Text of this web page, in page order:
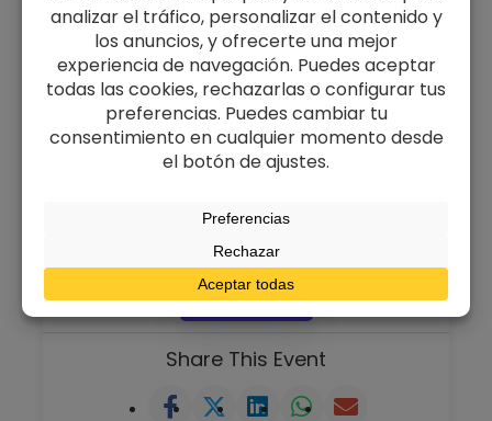
Organizador:
Best Buy Ltd|Cooking Studio
Asientos totales
Available Seats
Metropolitan Pavilion, New York, NY, USA
Find In Map
Share This Event